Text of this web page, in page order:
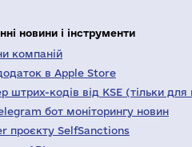
новини і інструменти
компаній
в Apple Store
штрих-кодів від KSE (тільки для
бот моніторингу новин
проєкту SelfSanctions